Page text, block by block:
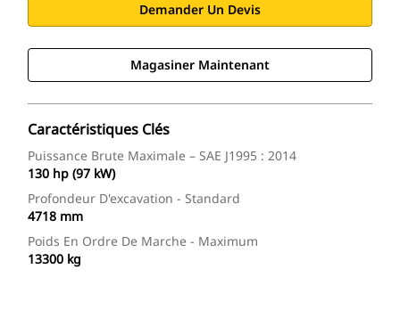
Demander Un Devis
Magasiner Maintenant
Caractéristiques Clés
Puissance Brute Maximale – SAE J1995 : 2014
130 hp (97 kW)
Profondeur D'excavation - Standard
4718 mm
Poids En Ordre De Marche - Maximum
13300 kg